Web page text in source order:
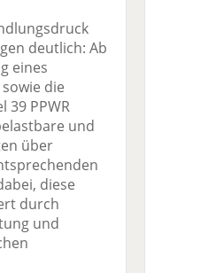
deutlich: Ab
eines
die
PPWR
und
über
diese
durch
und